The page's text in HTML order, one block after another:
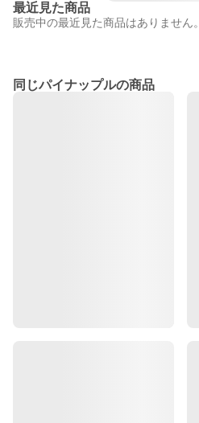
最近見た商品
販売中の最近見た商品はありません。
同じパイナップルの商品